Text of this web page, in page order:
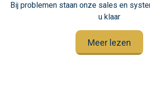
Bij problemen staan onze sales en
u klaar
Meer lezen